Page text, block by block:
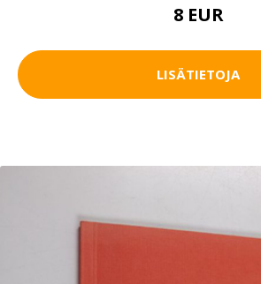
8 EUR
LISÄTIETOJA